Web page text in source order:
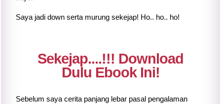
Saya jadi down serta murung sekejap! Ho.. ho.. ho!
Sekejap....!!! Download
Dulu Ebook Ini!
Sebelum saya cerita panjang lebar pasal pengalaman